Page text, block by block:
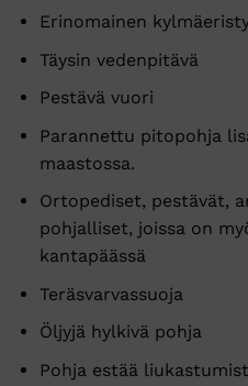
Erinomainen
Täysin vedenpitävä
Pestävä vuori
Parannettu pitopohja
maastossa.
Ortopediset, pestävät,
pohjalliset, joissa on
kantapäässä
Teräsvarvassuoja
Öljyjä hylkivä pohja
Pohja estää